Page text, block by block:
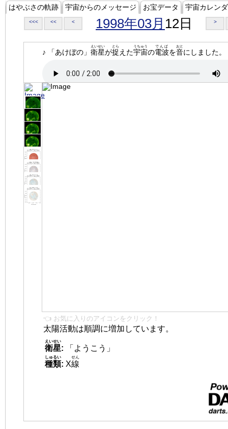
はやぶさの軌跡 宇宙からのメッセージ お宝データ 宇宙カレン
<<< << < 1998年03月 12日 >
♪ 「あけぼの」 衛星
えいせい
が捉
とら
えた宇宙
うちゅう
の電波
でんぱ
を音
おと
にしました。
👈 お気に入りのアイコンをクリック！
太陽活動は順調に増加しています。
衛星
えいせい
:
「ようこう」
種類
しゅるい
: X線
せん